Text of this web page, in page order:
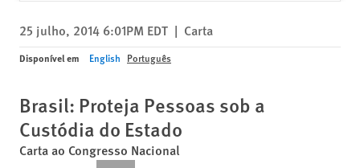
25 julho, 2014 6:01PM EDT | Carta
Disponível em English Português
Brasil: Proteja Pessoas sob a
Custódia do Estado
Carta ao Congresso Nacional